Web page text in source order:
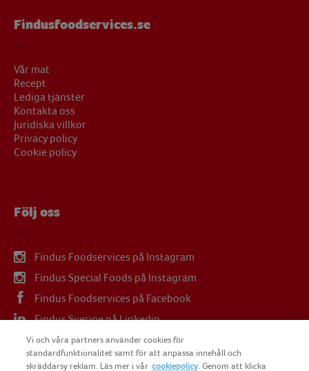
Findusfoodservices.se
Vår mat
Recept
Lediga tjänster
Kontakta oss
Juridiska villkor
Privacy policy
Cookie policy
Följ oss
Findus Foodservices på Instagram
Findus Special Foods på Instagram
Findus Foodservices på Facebook
Findus Sverige på Linkedin
Findus Sverige på Youtube
Vi och våra partners använder cookies för
standardfunktionalitet samt för att anpassa innehåll och
skräddarsy reklam. Läs mer i vår cookiepolicy. Genom att klicka